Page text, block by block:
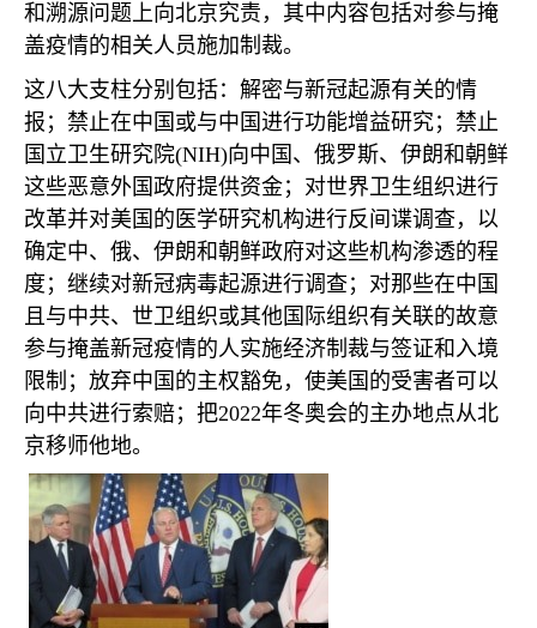
和溯源问题上向北京究责，其中内容包括对参与掩
盖疫情的相关人员施加制裁。
这八大支柱分别包括：解密与新冠起源有关的情
报；禁止在中国或与中国进行功能增益研究；禁止
国立卫生研究院(NIH)向中国、俄罗斯、伊朗和朝鲜
这些恶意外国政府提供资金；对世界卫生组织进行
改革并对美国的医学研究机构进行反间谍调查，以
确定中、俄、伊朗和朝鲜政府对这些机构渗透的程
度；继续对新冠病毒起源进行调查；对那些在中国
且与中共、世卫组织或其他国际组织有关联的故意
参与掩盖新冠疫情的人实施经济制裁与签证和入境
限制；放弃中国的主权豁免，使美国的受害者可以
向中共进行索赔；把2022年冬奥会的主办地点从北
京移师他地。